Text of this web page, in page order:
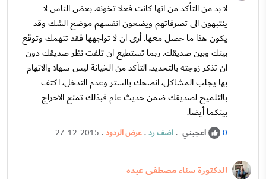
لا بد من التأكد من انها كانت فعلا تخونه. بعض الناس لا
ينتبهون الى تصرفاتهم ويضعون انفسهم موضع الشك وقد
يكون هذا ما حصل معها. أرى ان لا تواجهها فقد تتهمك وتوقع
بينك وبين صديقك. ربما تستطيع ان تلفت نظر صديقك دون
ان تذكر زوجته بالتحديد. التأكد من الخيانة ليس سهلا والاتهام
بها يجلب المشاكل، انصحك بالستر وعدم التدخل، اكتف
بالتلميح لصديقك ضمن حديث عام فبذلك تمنع الاحراج
بينكما أيضا.
0 اعجبني .اضف رد.عرض الردود.
27-12-2015
الدكتورة سناء مصطفى عبده